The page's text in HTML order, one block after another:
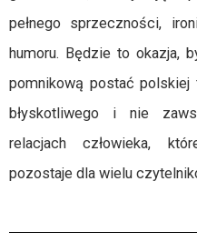
pełnego sprzeczności,
humoru. Będzie to okazja,
pomnikową postać polskiej
błyskotliwego i nie
relacjach człowieka,
pozostaje dla wielu